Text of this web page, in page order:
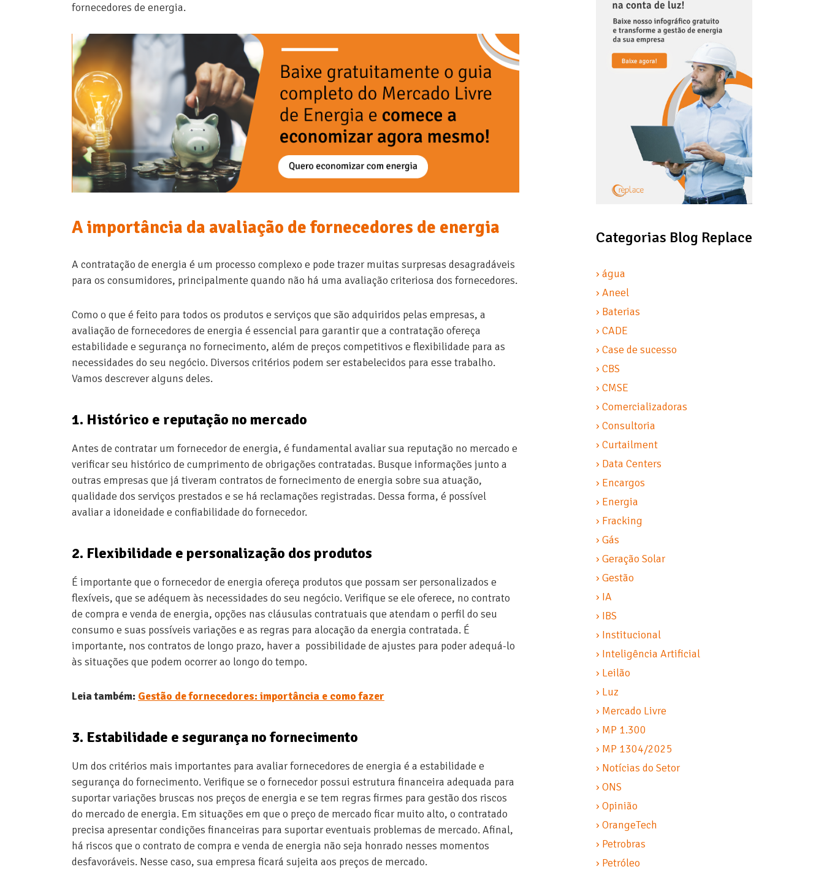
fornecedores de energia.
A importância da avaliação de fornecedores de energia
A contratação de energia é um processo complexo e pode trazer muitas surpresas desagradáveis
para os consumidores, principalmente quando não há uma avaliação criteriosa dos fornecedores.
Como o que é feito para todos os produtos e serviços que são adquiridos pelas empresas, a
avaliação de fornecedores de energia é essencial para garantir que a contratação ofereça
estabilidade e segurança no fornecimento, além de preços competitivos e flexibilidade para as
necessidades do seu negócio. Diversos critérios podem ser estabelecidos para esse trabalho.
Vamos descrever alguns deles.
1. Histórico e reputação no mercado
Antes de contratar um fornecedor de energia, é fundamental avaliar sua reputação no mercado e
verificar seu histórico de cumprimento de obrigações contratadas. Busque informações junto a
outras empresas que já tiveram contratos de fornecimento de energia sobre sua atuação,
qualidade dos serviços prestados e se há reclamações registradas. Dessa forma, é possível
avaliar a idoneidade e confiabilidade do fornecedor.
2. Flexibilidade e personalização dos produtos
É importante que o fornecedor de energia ofereça produtos que possam ser personalizados e
flexíveis, que se adéquem às necessidades do seu negócio. Verifique se ele oferece, no contrato
de compra e venda de energia, opções nas cláusulas contratuais que atendam o perfil do seu
consumo e suas possíveis variações e as regras para alocação da energia contratada. É
importante, nos contratos de longo prazo, haver a possibilidade de ajustes para poder adequá-lo
às situações que podem ocorrer ao longo do tempo.
Leia também: Gestão de fornecedores: importância e como fazer
3. Estabilidade e segurança no fornecimento
Um dos critérios mais importantes para avaliar fornecedores de energia é a estabilidade e
segurança do fornecimento. Verifique se o fornecedor possui estrutura financeira adequada para
suportar variações bruscas nos preços de energia e se tem regras firmes para gestão dos riscos
do mercado de energia. Em situações em que o preço de mercado ficar muito alto, o contratado
precisa apresentar condições financeiras para suportar eventuais problemas de mercado. Afinal,
há riscos que o contrato de compra e venda de energia não seja honrado nesses momentos
desfavoráveis. Nesse caso, sua empresa ficará sujeita aos preços de mercado.
Categorias Blog Replace
› água
› Aneel
› Baterias
› CADE
› Case de sucesso
› CBS
› CMSE
› Comercializadoras
› Consultoria
› Curtailment
› Data Centers
› Encargos
› Energia
› Fracking
› Gás
› Geração Solar
› Gestão
› IA
› IBS
› Institucional
› Inteligência Artificial
› Leilão
› Luz
› Mercado Livre
› MP 1.300
› MP 1304/2025
› Notícias do Setor
› ONS
› Opinião
› OrangeTech
› Petrobras
› Petróleo